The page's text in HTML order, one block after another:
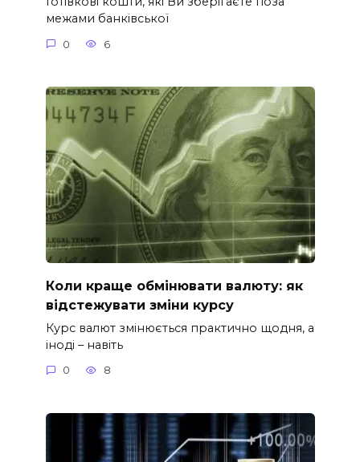
межами банківської
0 6
Коли краще обмінювати валюту: як
відстежувати зміни курсу
Курс валют змінюється практично щодня, а
іноді – навіть
0 8